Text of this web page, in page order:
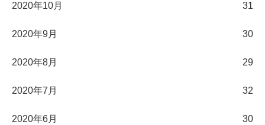
2020年10月 31
2020年9月 30
2020年8月 29
2020年7月 32
2020年6月 30